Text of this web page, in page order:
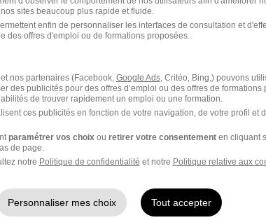
Samsic Emploi recrutement
Recrutement - Placement - Conseils RH
Découvrir 2 jobs
sites beaucoup plus rapide et fluide.
enfin de personnaliser les interfaces de consultation et
des offres d'emploi ou de formations proposées.
nos partenaires (Facebook, Google Ads, Critéo, Bing,) pouvons
des publicités pour des offres d’emploi ou des offres de formations
de trouver rapidement un emploi ou une formation.
ces publicités en fonction de votre navigation, de votre profil et
paramétrer vos choix ou retirer votre consentementen cliquant
de page.
notre Politique de confidentialité et notre Politique relative aux
Personnaliser mes choix Tout accepter